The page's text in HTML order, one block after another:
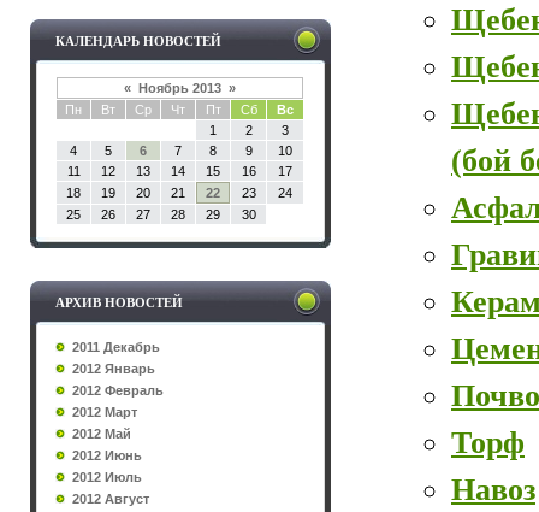
КАЛЕНДАРЬ НОВОСТЕЙ
« Ноябрь 2013 »
Пн
Вт Ср Чт Пт Сб
Вс
1
2
3
4
5 6 7 8 9
10
11
12 13 14 15 16
17
18
19 20 21 22 23
24
25
26 27 28 29 30
АРХИВ НОВОСТЕЙ
2011 Декабрь
2012 Январь
2012 Февраль
2012 Март
2012 Май
2012 Июнь
2012 Июль
2012 Август
(бой
Торф
Навоз